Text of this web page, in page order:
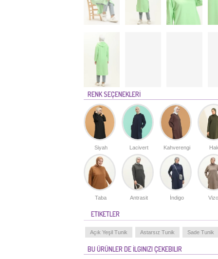
RENK SEÇENEKLERİ
Siyah Lacivert Kahverengi
Taba Antrasit İndigo
ETIKETLER
Açık Yeşil Tunik Astarsız Tunik Sade Tunik
BU ÜRÜNLER DE İLGINIZI ÇEKEBILIR